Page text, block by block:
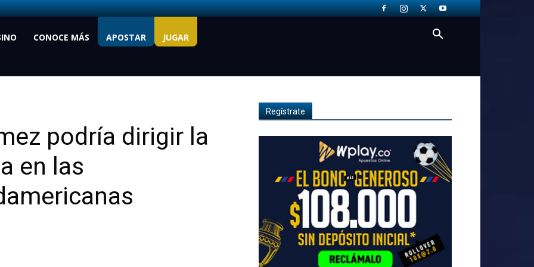
CONOCE MÁS APOSTAR JUGAR
podría dirigir la
en las
Regístrate